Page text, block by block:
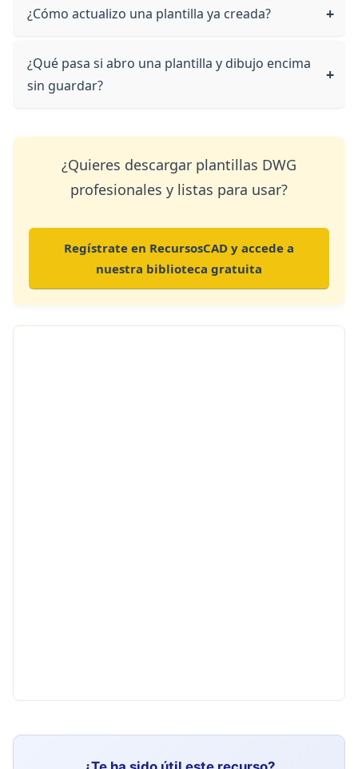
¿Cómo actualizo una plantilla ya creada?
¿Qué pasa si abro una plantilla y dibujo encima
sin guardar?
¿Quieres descargar plantillas DWG
profesionales y listas para usar?
Regístrate en RecursosCAD y accede a
nuestra biblioteca gratuita